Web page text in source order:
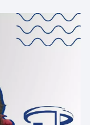
colillas a